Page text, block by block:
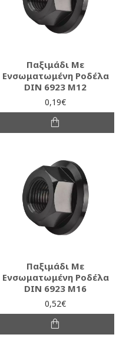
Παξιμάδι Mε
Ενσωματωμένη Ροδέλα
DIN 6923 M12
0,19€
Παξιμάδι Mε
Ενσωματωμένη Ροδέλα
DIN 6923 M16
0,52€